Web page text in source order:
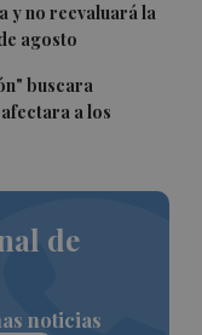
y no reevaluará la
agosto
buscara
a los
de
noticias